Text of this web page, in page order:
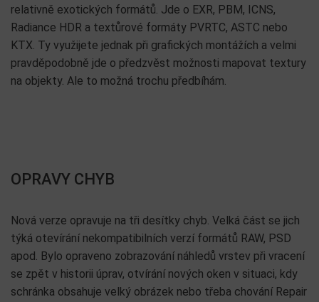
relativně exotických formátů. Jde o EXR, PBM, ICNS,
Radiance HDR a textůrové formáty PVRTC, ASTC nebo
KTX. Ty využijete jednak při grafických montážích a velmi
pravděpodobně jde o předzvěst možnosti mapovat textury
na objekty. Ale to možná trochu předbíhám.
OPRAVY CHYB
Nová verze opravuje na tři desítky chyb. Velká část se jich
týká otevírání nekompatibilních verzí formátů RAW, PSD
apod. Bylo opraveno zobrazování náhledů vrstev při vracení
se zpět v historii úprav, otvírání nových oken v situaci, kdy
schránka obsahuje velký obrázek nebo třeba chování Repair